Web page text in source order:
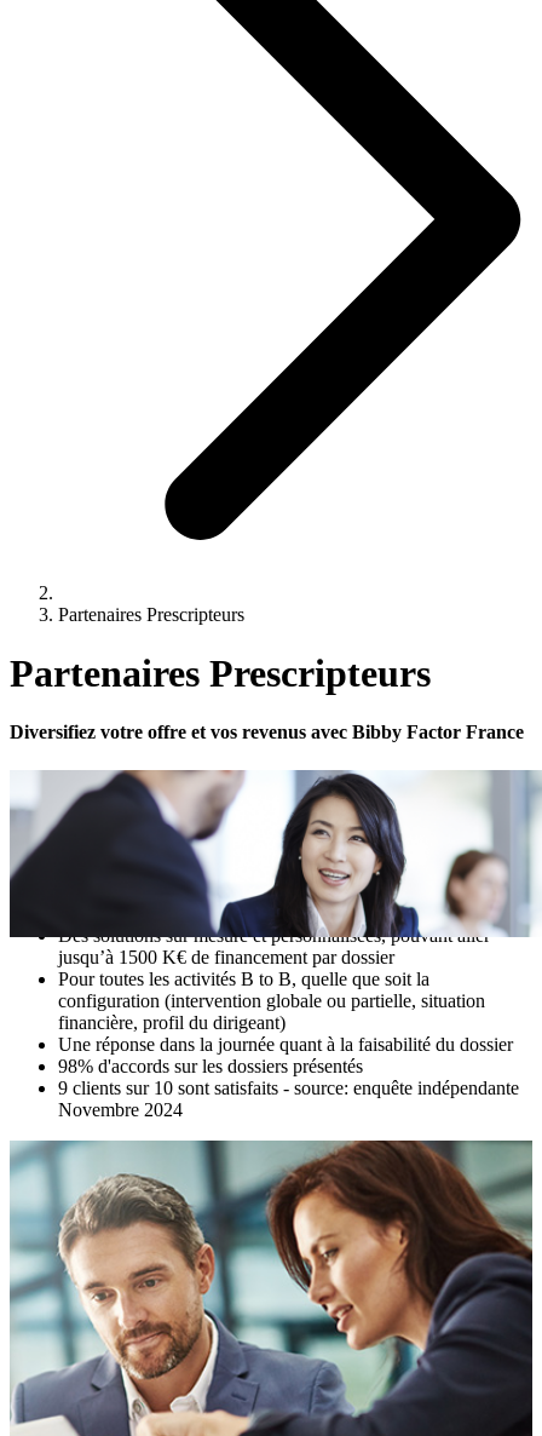
Partenaires Prescripteurs
Partenaires Prescripteurs
Diversifiez votre offre et vos revenus avec Bibby Factor France
Rejoignez-nous en tant qu'apporteur d’affaires
La prescription est au cœur de notre stratégie de développement à
long terme:
Vingt ans de partenariat fructueux avec nos apporteurs
Des solutions sur mesure et personnalisées, pouvant aller
jusqu’à 1500 K€ de financement par dossier
Pour toutes les activités B to B, quelle que soit la
configuration (intervention globale ou partielle, situation
financière, profil du dirigeant)
Une réponse dans la journée quant à la faisabilité du dossier
98% d'accords sur les dossiers présentés
9 clients sur 10 sont satisfaits - source: enquête indépendante
Novembre 2024